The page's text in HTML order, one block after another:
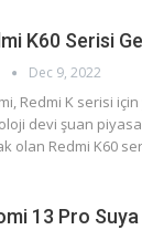
K60 Serisi
Dec 9, 2022
Redmi K serisi
devi şuan
olan Redmi K60
13 Pro Suya